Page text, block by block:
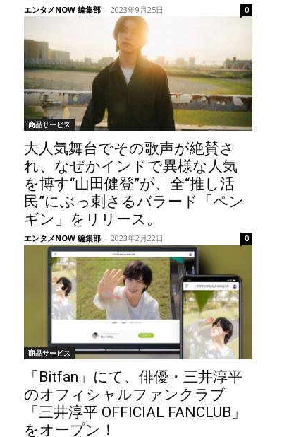
エンタメNOW 編集部 - 2023年9月25日 0
商品サービス
大人気舞台でその歌声が絶賛さ
れ、なぜかインドで異様な人気
を博す“山田健登”が、全“推し活
民”にぶっ刺さるバラード「ペン
ギン」をリリース。
エンタメNOW 編集部 - 2023年2月22日 0
商品サービス
「Bitfan」にて、俳優・三井淳平
のオフィシャルファンクラブ
「三井淳平 OFFICIAL FANCLUB」
をオープン！